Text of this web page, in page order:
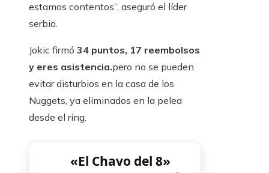
estamos contentos”, aseguró el líder
serbio.
Jokic firmó 34 puntos, 17 reembolsos
y eres asistencia.pero no se pueden
evitar disturbios en la casa de los
Nuggets, ya eliminados en la pelea
desde el ring.
«El Chavo del 8»